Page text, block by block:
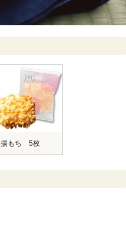
揚もち 5枚